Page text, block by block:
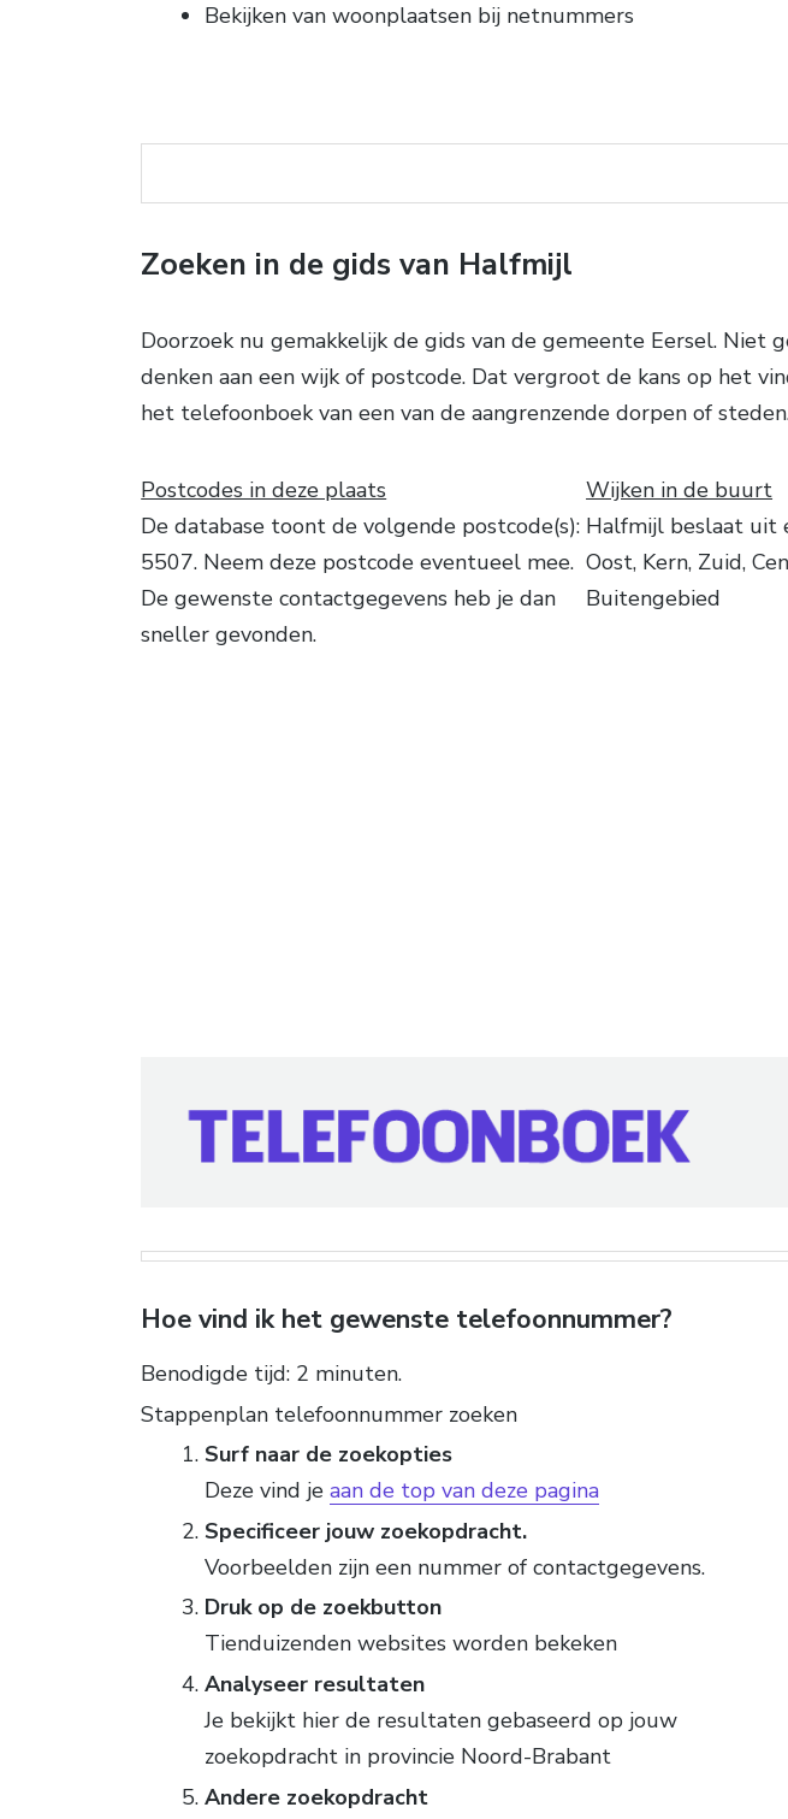
Bekijken van woonplaatsen bij netnummers
Zoeken in de gids van Halfmijl
Doorzoek nu gemakkelijk de gids van de gemeente Eersel. Niet
denken aan een wijk of postcode. Dat vergroot de kans op het
het telefoonboek van een van de aangrenzende dorpen of
Postcodes in deze plaats
De database toont de volgende postcode(s):
5507. Neem deze postcode eventueel mee.
De gewenste contactgegevens heb je dan
sneller gevonden.
Wijken in de buurt
Halfmijl beslaat uit
Oost, Kern, Zuid,
Buitengebied
Hoe vind ik het gewenste telefoonnummer?
Benodigde tijd: 2 minuten.
Stappenplan telefoonnummer zoeken
Surf naar de zoekopties
Deze vind je aan de top van deze pagina
Specificeer jouw zoekopdracht.
Voorbeelden zijn een nummer of contactgegevens.
Druk op de zoekbutton
Tienduizenden websites worden bekeken
Analyseer resultaten
Je bekijkt hier de resultaten gebaseerd op jouw
zoekopdracht in provincie Noord-Brabant
Andere zoekopdracht